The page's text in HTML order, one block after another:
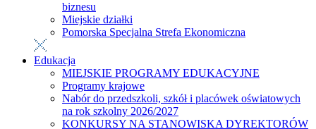
biznesu
Miejskie działki
Pomorska Specjalna Strefa Ekonomiczna
Edukacja
MIEJSKIE PROGRAMY EDUKACYJNE
Programy krajowe
Nabór do przedszkoli, szkół i placówek oświatowych
na rok szkolny 2026/2027
KONKURSY NA STANOWISKA DYREKTORÓW